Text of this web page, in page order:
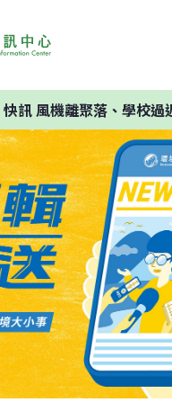
快訊風機離聚落、學校過